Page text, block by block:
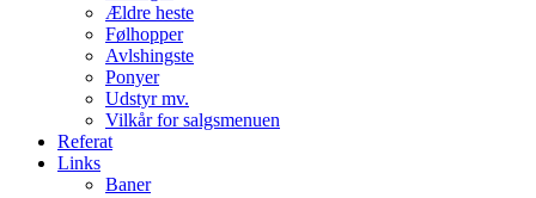
Ældre heste
Følhopper
Avlshingste
Ponyer
Udstyr mv.
Vilkår for salgsmenuen
Referat
Links
Baner